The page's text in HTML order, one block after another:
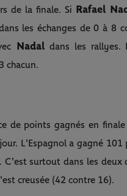
de la finale. Si
Rafael
les échanges de 0 à 8
Nadaldans les
chacun.
de points gagnés en
L'Espagnol a gagné 101
C'est surtout dans les deux
creusée (42 contre 16).